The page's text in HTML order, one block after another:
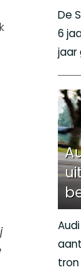
De
6
jaar